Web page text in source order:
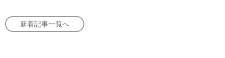
新着記事一覧へ